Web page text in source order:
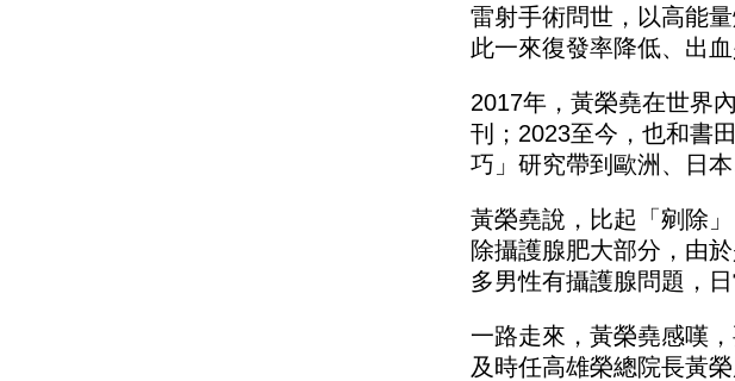
雷射手術問世，以高能
此一來復發率降低、出
2017年，黃榮堯在世界
刊；2023至今，也和書
巧」研究帶到歐洲、日
黃榮堯說，比起「剜除
除攝護腺肥大部分，由
多男性有攝護腺問題，
一路走來，黃榮堯感嘆
及時任高雄榮總院長黃